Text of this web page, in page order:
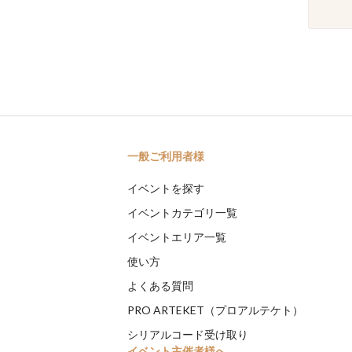
一般ご利用者様
イベントを探す
イベントカテゴリ一覧
イベントエリア一覧
使い方
よくある質問
PRO ARTEKET（プロアルテケト）
シリアルコード受け取り